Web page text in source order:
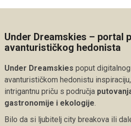
Under Dreamskies – portal
avanturističkog hedonista
Under Dreamskies poput
avanturističkom hedonistu
intrigantnu priču s područja
gastronomije i ekologije.
Bilo da si ljubitelj city breakova ili